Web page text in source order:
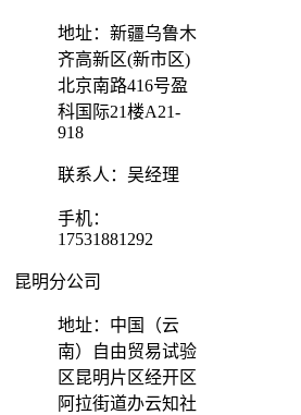
地址：新疆乌鲁木
齐高新区(新市区)
北京南路416号盈
科国际21楼A21-
918
联系人：吴经理
手机：
17531881292
昆明分公司
地址：中国（云
南）自由贸易试验
区昆明片区经开区
阿拉街道办云知社